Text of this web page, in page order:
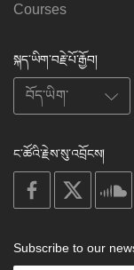
Courses
སྐད་ཡིག་བརྗེ་པོ་རྒྱོབ།
ང་ཚོའི་རྗེས་སུ་འབྲོངས།
on
facebook
Subscribe to our